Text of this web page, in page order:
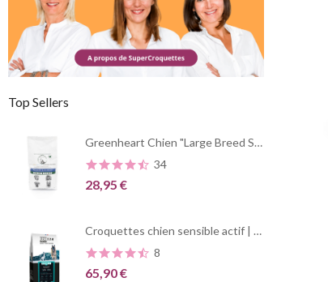
Top Sellers
Greenheart Chien "Large Breed Summerstyle" Poulet et Poisson
34
28,95 €
Croquettes chien sensible actif | PRO TEAM Sensible 3900
8
65,90 €